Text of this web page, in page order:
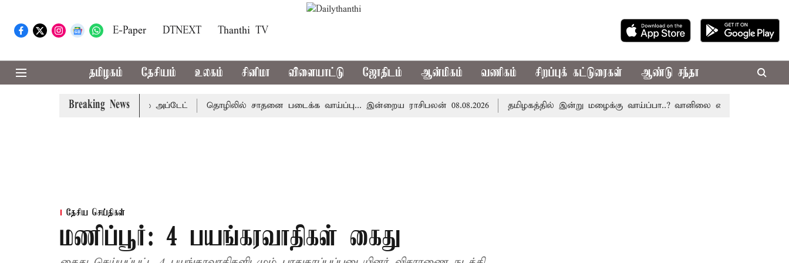
E-Paper DTNEXT Thanthi TV
தமிழகம் தேசியம் உலகம் சினிமா விளையாட்டு ஜோதிடம் ஆன்மிகம் வணிகம் சிறப்புக் கட்டுரைகள் ஆண்டு சந்தா
Breaking News
வாய்ப்பா..? வானிலை மையம் அப்டேட் தொழிலில் சாதனை படைக்க வாய்ப்பு... இன்றைய ராசிபலன் 08.08.2026 தமிழகத்தில் இன்று மழைக்கு வாய்ப்பா..? வானிலை மையம் அப்டேட்
தேசிய செய்திகள்
மணிப்பூர்: 4 பயங்கரவாதிகள் கைது